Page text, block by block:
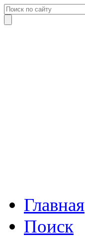
Главная
Поиск